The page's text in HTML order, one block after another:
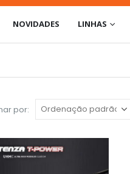
NOVIDADES LINHAS
por: